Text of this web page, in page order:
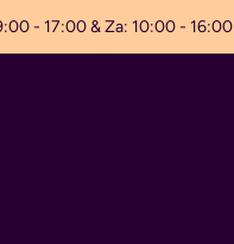
- 17:00 & Za: 10:00 - 16:00